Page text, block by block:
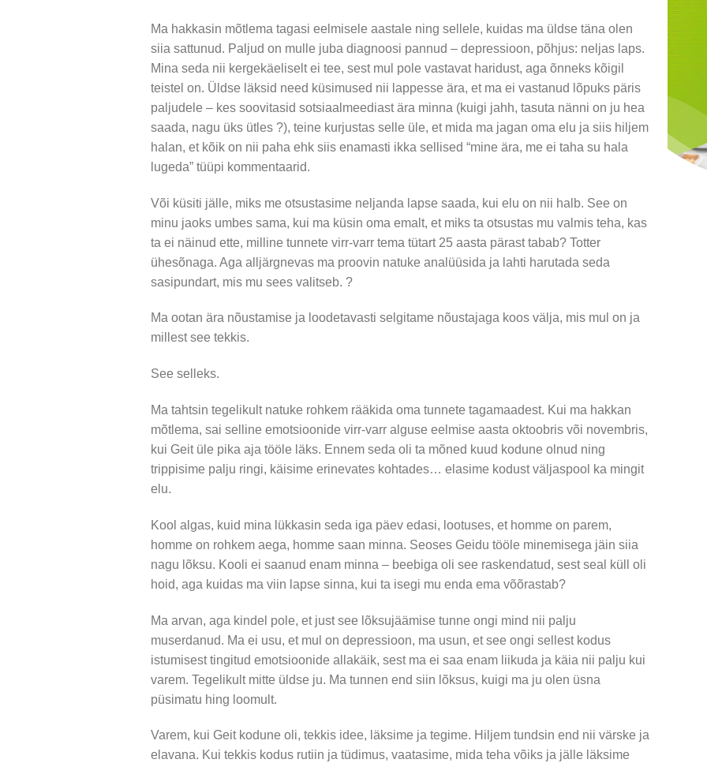
Ma hakkasin mõtlema tagasi eelmisele aastale ning sellele, kuidas ma üldse täna olen
siia sattunud. Paljud on mulle juba diagnoosi pannud – depressioon, põhjus: neljas laps.
Mina seda nii kergekäeliselt ei tee, sest mul pole vastavat haridust, aga õnneks kõigil
teistel on. Üldse läksid need küsimused nii lappesse ära, et ma ei vastanud lõpuks päris
paljudele – kes soovitasid sotsiaalmeediast ära minna (kuigi jahh, tasuta nänni on ju hea
saada, nagu üks ütles ?), teine kurjustas selle üle, et mida ma jagan oma elu ja siis hiljem
halan, et kõik on nii paha ehk siis enamasti ikka sellised “mine ära, me ei taha su hala
lugeda” tüüpi kommentaarid.
Või küsiti jälle, miks me otsustasime neljanda lapse saada, kui elu on nii halb. See on
minu jaoks umbes sama, kui ma küsin oma emalt, et miks ta otsustas mu valmis teha, kas
ta ei näinud ette, milline tunnete virr-varr tema tütart 25 aasta pärast tabab? Totter
ühesõnaga. Aga alljärgnevas ma proovin natuke analüüsida ja lahti harutada seda
sasipundart, mis mu sees valitseb. ?
Ma ootan ära nõustamise ja loodetavasti selgitame nõustajaga koos välja, mis mul on ja
millest see tekkis.
See selleks.
Ma tahtsin tegelikult natuke rohkem rääkida oma tunnete tagamaadest. Kui ma hakkan
mõtlema, sai selline emotsioonide virr-varr alguse eelmise aasta oktoobris või novembris,
kui Geit üle pika aja tööle läks. Ennem seda oli ta mõned kuud kodune olnud ning
trippisime palju ringi, käisime erinevates kohtades… elasime kodust väljaspool ka mingit
elu.
Kool algas, kuid mina lükkasin seda iga päev edasi, lootuses, et homme on parem,
homme on rohkem aega, homme saan minna. Seoses Geidu tööle minemisega jäin siia
nagu lõksu. Kooli ei saanud enam minna – beebiga oli see raskendatud, sest seal küll oli
hoid, aga kuidas ma viin lapse sinna, kui ta isegi mu enda ema võõrastab?
Ma arvan, aga kindel pole, et just see lõksujäämise tunne ongi mind nii palju
muserdanud. Ma ei usu, et mul on depressioon, ma usun, et see ongi sellest kodus
istumisest tingitud emotsioonide allakäik, sest ma ei saa enam liikuda ja käia nii palju kui
varem. Tegelikult mitte üldse ju. Ma tunnen end siin lõksus, kuigi ma ju olen üsna
püsimatu hing loomult.
Varem, kui Geit kodune oli, tekkis idee, läksime ja tegime. Hiljem tundsin end nii värske ja
elavana. Kui tekkis kodus rutiin ja tüdimus, vaatasime, mida teha võiks ja jälle läksime